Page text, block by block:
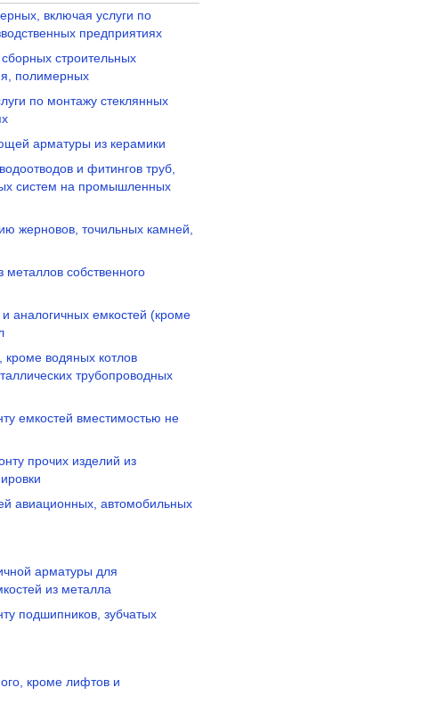
включая услуги по
предприятиях
строительных
полимерных
по монтажу стеклянных
арматуры из керамики
и фитингов труб,
систем на промышленных
жерновов, точильных камней,
металлов собственного
аналогичных емкостей (кроме
кроме водяных котлов
трубопроводных
емкостей вместимостью не
прочих изделий из
авиационных, автомобильных
арматуры для
из металла
подшипников, зубчатых
кроме лифтов и